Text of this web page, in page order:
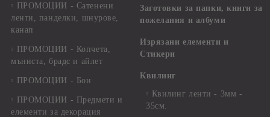
ПРОМОЦИИ - Сатенени
ленти, панделки, шнурове,
канап
ПРОМОЦИИ - Копчета,
мъниста, брадс и айлет
ПРОМОЦИИ - Бои
ПРОМОЦИИ - Предмети и
елементи за декорация
Заготовки за папки, книги за
пожелания и албуми
Изрязани елементи и
Стикери
Квилинг
Квилинг ленти - 3мм -
35см.